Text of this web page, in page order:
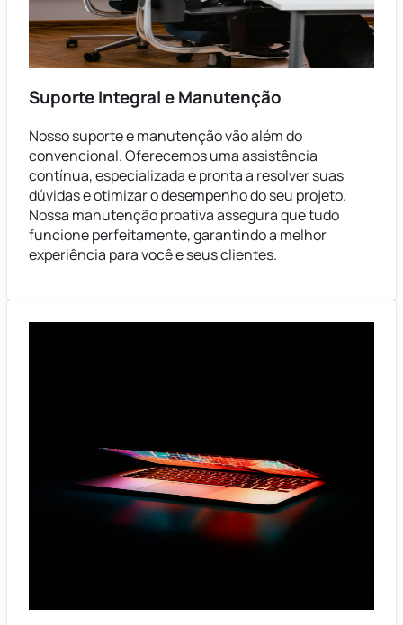
Suporte Integral e Manutenção
Nosso suporte e manutenção vão além do
convencional. Oferecemos uma assistência
contínua, especializada e pronta a resolver suas
dúvidas e otimizar o desempenho do seu projeto.
Nossa manutenção proativa assegura que tudo
funcione perfeitamente, garantindo a melhor
experiência para você e seus clientes.